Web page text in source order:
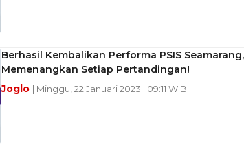
Berhasil Kembalikan Performa PSIS
Memenangkan Setiap Pertandingan!
Joglo | Minggu, 22 Januari 2023 | 09:11 WIB